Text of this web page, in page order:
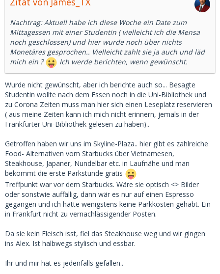
Nachtrag: Aktuell habe ich diese Woche ein Date zum
Mittagessen mit einer Studentin ( vielleicht ich die Mensa
noch geschlossen) und hier wurde noch über nichts
Monetäres gesprochen.. Vielleicht zahlt sie ja auch und läd
mich ein ?
Ich werde berichten, wenn gewünscht.
Wurde nicht gewünscht, aber ich berichte auch so... Besagte
Studentin wollte nach dem Essen noch in die Uni-Bibliothek und
zu Corona Zeiten muss man hier sich einen Leseplatz reservieren
( aus meine Zeiten kann ich mich nicht erinnern, jemals in der
Frankfurter Uni-Bibliothek gelesen zu haben)..
Getroffen haben wir uns im Skyline-Plaza.. hier gibt es zahlreiche
Food- Alternativen vom Starbucks über Vietnamesen,
Steakhouse, Japaner, Nundelbar etc. in Laufnähe und man
bekommt die erste Parkstunde gratis
Treffpunkt war vor dem Starbucks. Wäre sie optisch <> Bilder
oder sonstwie auffällig, dann wär es nur auf einen Espresso
gegangen und ich hätte wenigstens keine Parkkosten gehabt. Ein
in Frankfurt nicht zu vernachlässigender Posten.
Da sie kein Fleisch isst, fiel das Steakhouse weg und wir gingen
ins Alex. Ist halbwegs stylisch und essbar.
Ihr und mir hat es jedenfalls gefallen..